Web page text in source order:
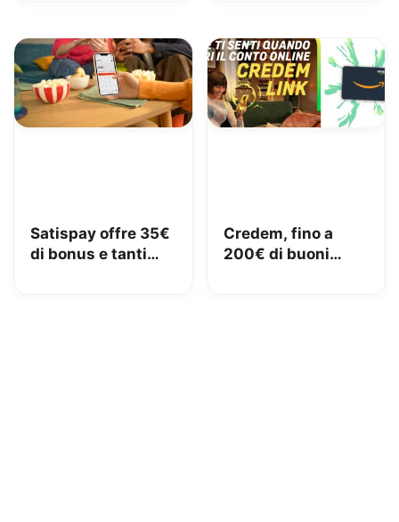
Satispay offre 35€
di bonus e tanti
Credem, fino a
200€ di buoni